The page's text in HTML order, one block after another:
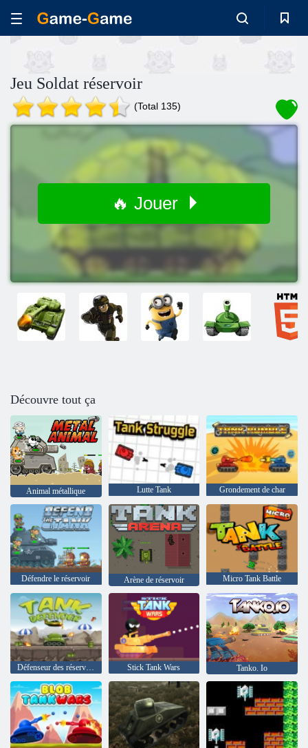
Jeu Soldat réservoir
(Total 135)
🔥 Jouer
Découvre tout ça
Animal métallique Lutte Tank Grondement de char
Défendre le réservoir Arène de réservoir Micro Tank Battle
Défenseur des réservoirs Stick Tank Wars Tanko. Io